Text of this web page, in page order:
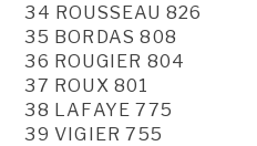
34 ROUSSEAU 826
35 BORDAS 808
36 ROUGIER 804
37 ROUX 801
38 LAFAYE 775
39 VIGIER 755